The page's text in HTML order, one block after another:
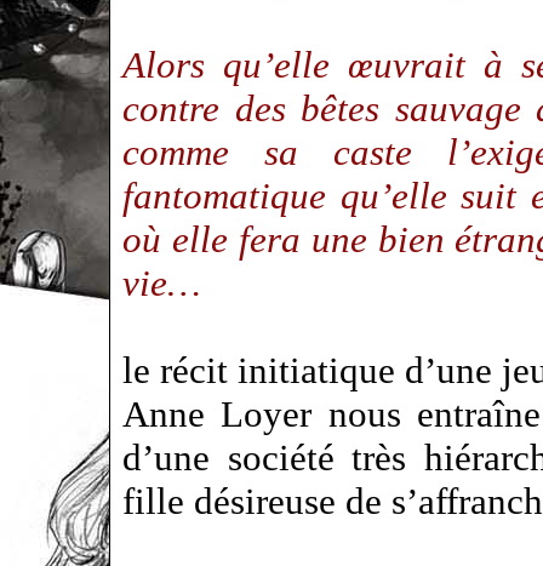
Alors qu’elle œuvrait à
contre des bêtes
comme sa caste
fantomatique qu’elle
où elle fera une bien
vie…
le récit initiatique d’une
Anne Loyer nous
d’une société très
fille désireuse de